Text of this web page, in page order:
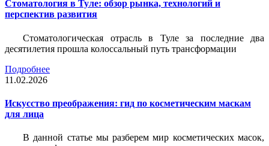
Стоматология в Туле: обзор рынка, технологий и
перспектив развития
Стоматологическая отрасль в Туле за последние два
десятилетия прошла колоссальный путь трансформации
Подробнее
11.02.2026
Искусство преображения: гид по косметическим маскам
для лица
В данной статье мы разберем мир косметических масок,